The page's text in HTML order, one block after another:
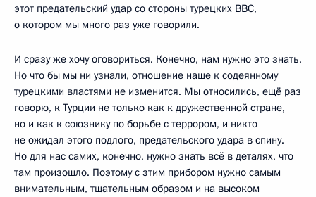
этот предательский удар со стороны турецких ВВС,
о котором мы много раз уже говорили.
И сразу же хочу оговориться. Конечно, нам нужно это знать.
Но что бы мы ни узнали, отношение наше к содеянному
турецкими властями не изменится. Мы относились, ещё раз
говорю, к Турции не только как к дружественной стране,
но и как к союзнику по борьбе с террором, и никто
не ожидал этого подлого, предательского удара в спину.
Но для нас самих, конечно, нужно знать всё в деталях, что
там произошло. Поэтому с этим прибором нужно самым
внимательным, тщательным образом и на высоком